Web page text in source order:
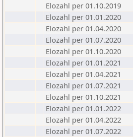
Elozahl per 01.10.2019
Elozahl per 01.01.2020
Elozahl per 01.04.2020
Elozahl per 01.07.2020
Elozahl per 01.10.2020
Elozahl per 01.01.2021
Elozahl per 01.04.2021
Elozahl per 01.07.2021
Elozahl per 01.10.2021
Elozahl per 01.01.2022
Elozahl per 01.04.2022
Elozahl per 01.07.2022